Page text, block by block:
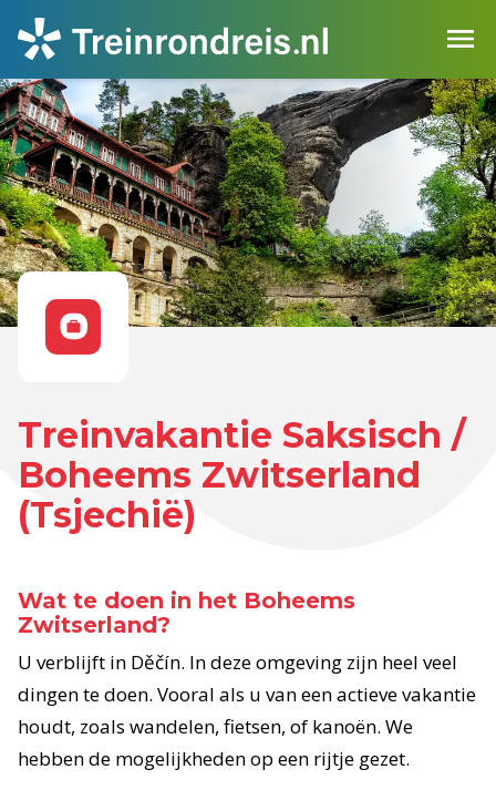
Treinvakantie Saksisch /
Boheems Zwitserland
(Tsjechië)
Wat te doen in het Boheems
Zwitserland?
U verblijft in Děčín. In deze omgeving zijn heel veel
dingen te doen. Vooral als u van een actieve vakantie
houdt, zoals wandelen, fietsen, of kanoën. We
hebben de mogelijkheden op een rijtje gezet.